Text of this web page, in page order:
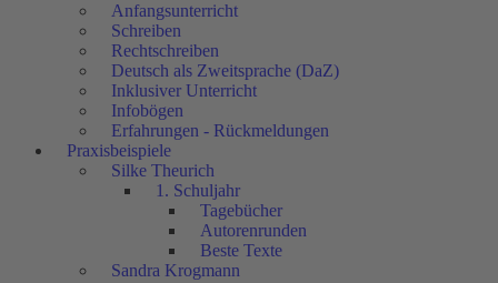
Anfangsunterricht
Schreiben
Rechtschreiben
Deutsch als Zweitsprache (DaZ)
Inklusiver Unterricht
Infobögen
Erfahrungen - Rückmeldungen
Praxisbeispiele
Silke Theurich
1. Schuljahr
Tagebücher
Autorenrunden
Beste Texte
Sandra Krogmann